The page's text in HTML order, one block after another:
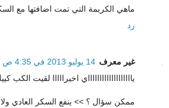
ماهي الكريمة التي تمت اضافتها مع
رد
غير معرف 14 يوليو 2013 في 4:35 ص
ياااااااااااااااااااي اخيرااااا لقيت الكب
ممكن سؤال ؟ >> ينفع السكر العادي ولا